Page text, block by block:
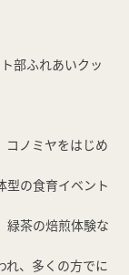
部ふれあいクッ
コノミヤをはじめ
型の食育イベント
緑茶の焙煎体験な
れ、多くの方でに